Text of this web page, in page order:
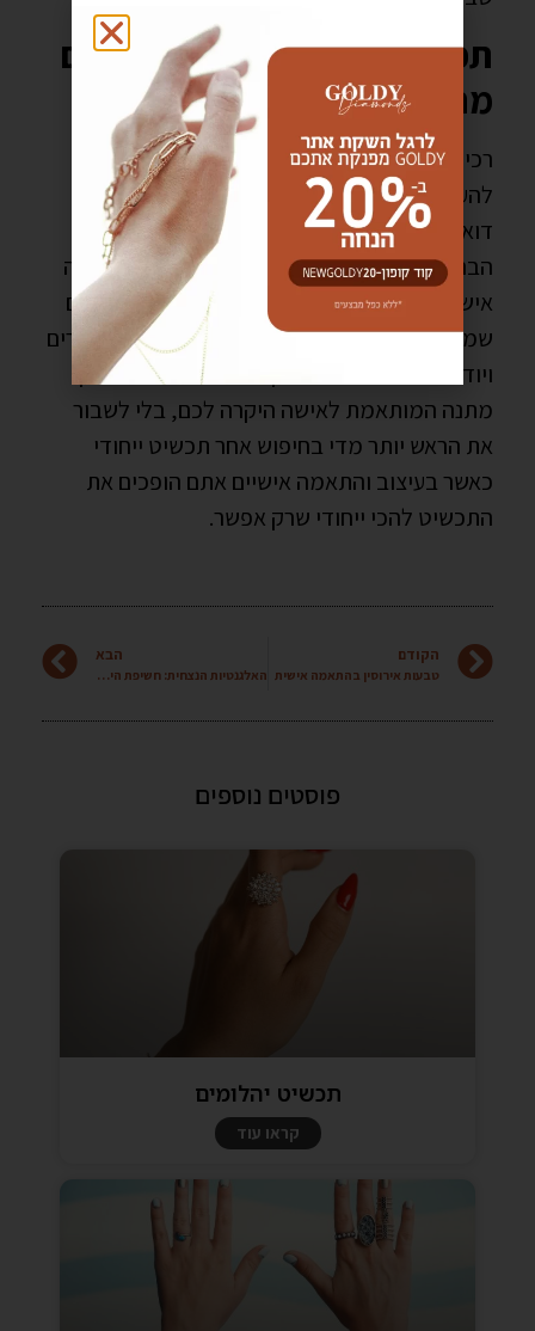
תכשיטים בהתאמה אישית הם
מתנה עם ערך
רכישת תכשיט במתנה היא דרך נהדרת ומרגשת
להעביר תחושות ומסרים ללא מילים. כאשר אתם
דואגים להתאמה אישית של התכשיטים מכל
הבחינות, אתם מביאים ערך נוסף למתנה. התאמה
אישית מראה שאכפת לכם מאד, שאתם מעוניינים
שמקבלת התכשיט תהנה ממנו ותדע שאתם מכירים
ויודעים את רזי אהבתה. כך באמת תוכלו להעניק
מתנה המותאמת לאישה היקרה לכם, בלי לשבור
את הראש יותר מדי בחיפוש אחר תכשיט ייחודי
כאשר בעיצוב והתאמה אישיים אתם הופכים את
התכשיט להכי ייחודי שרק אפשר.
הקודם
טבעות אירוסין בהתאמה אישית
הבא
האלגנטיות הנצחית: חשיפת היתרונות של תכשיטי יהלומים
פוסטים נוספים
תכשיט יהלומים
קראו עוד